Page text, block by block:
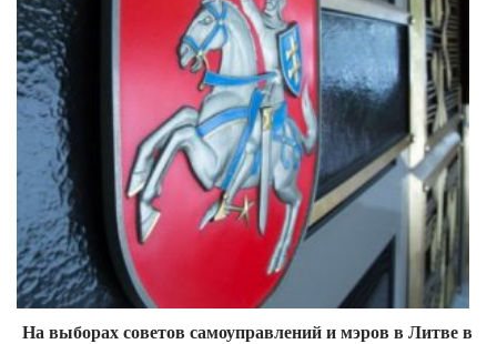
На выборах советов самоуправлений и мэров в Литве в